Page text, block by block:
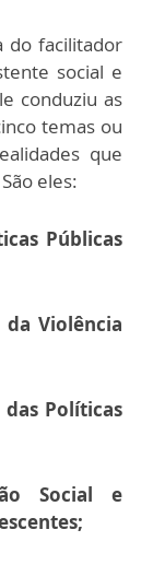
do facilitador
social e
conduziu as
temas ou
que
eles:
Públicas
Violência
Políticas
Social e